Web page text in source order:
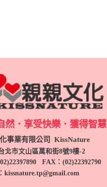
然．享受快樂．獲得智慧
事業有限公司 KissNature
北市文山區萬和街8號9樓-2
02)22397890 FAX：(02)22392790
kissnature.tp@gmail.com